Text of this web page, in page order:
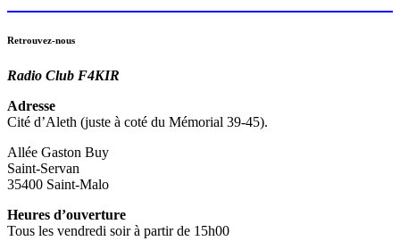
Retrouvez-nous
Radio Club F4KIR
Adresse
Cité d’Aleth (juste à coté du Mémorial 39-45).
Allée Gaston Buy
Saint-Servan
35400 Saint-Malo
Heures d’ouverture
Tous les vendredi soir à partir de 15h00